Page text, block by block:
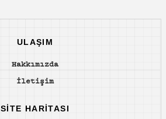
ULAŞIM
Hakkımızda
İletişim
SITE HARITASI